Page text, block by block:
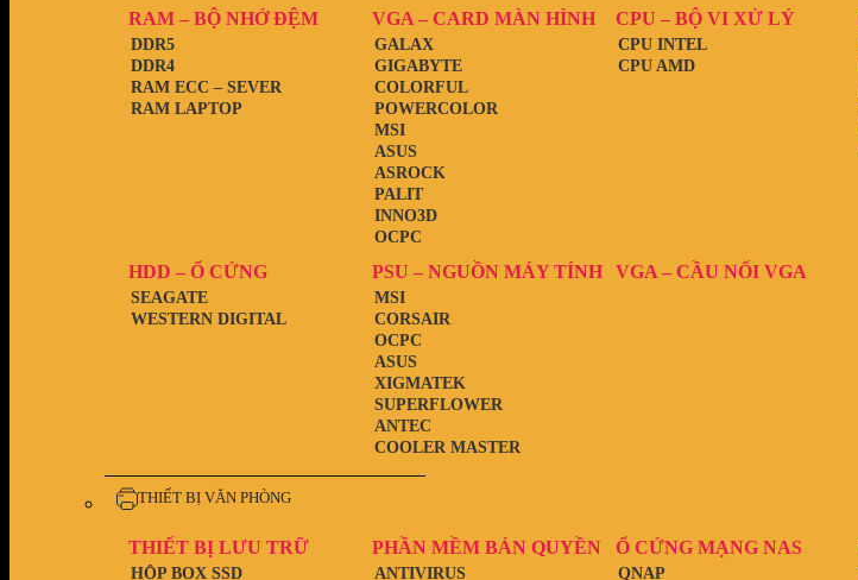
RAM – BỘ NHỚ ĐỆM
RAM LAPTOP
RAM ECC – SEVER
DDR4
DDR5
VGA – CARD MÀN HÌNH
OCPC
INNO3D
PALIT
ASROCK
ASUS
MSI
POWERCOLOR
COLORFUL
GIGABYTE
GALAX
CPU – BỘ VI XỬ LÝ
CPU AMD
CPU INTEL
HDD – Ổ CỨNG
WESTERN DIGITAL
SEAGATE
PSU – NGUỒN MÁY TÍNH
COOLER MASTER
ANTEC
SUPERFLOWER
XIGMATEK
ASUS
OCPC
CORSAIR
MSI
VGA – CẦU NỐI VGA
THIẾT BỊ VĂN PHÒNG
THIẾT BỊ LƯU TRỮ
HỘP BOX SSD
PHẦN MỀM BẢN QUYỀN
ANTIVIRUS
Ổ CỨNG MẠNG NAS
QNAP